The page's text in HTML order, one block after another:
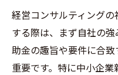
経営コンサルティング
する際は、まず自社の
助金の趣旨や要件に合
重要です。特に中小企